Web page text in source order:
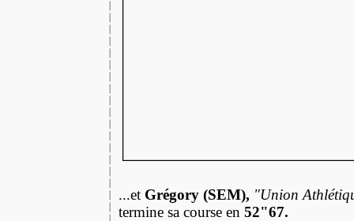
...et Grégory (SEM), "Union
termine sa course en 52"67.